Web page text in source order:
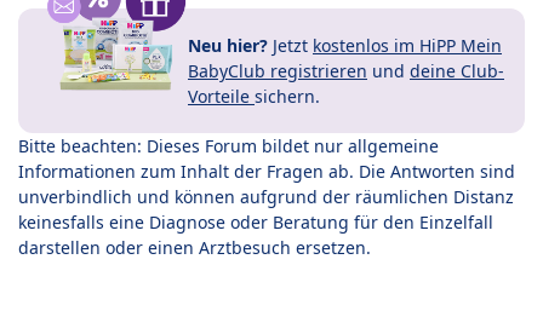
Neu hier? Jetzt kostenlos im HiPP Mein
BabyClub registrieren und deine Club-
Vorteile sichern.
Bitte beachten: Dieses Forum bildet nur allgemeine
Informationen zum Inhalt der Fragen ab. Die Antworten sind
unverbindlich und können aufgrund der räumlichen Distanz
keinesfalls eine Diagnose oder Beratung für den Einzelfall
darstellen oder einen Arztbesuch ersetzen.